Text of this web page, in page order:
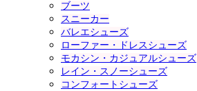
ブーツ
スニーカー
バレエシューズ
ローファー・ドレスシューズ
モカシン・カジュアルシューズ
レイン・スノーシューズ
コンフォートシューズ